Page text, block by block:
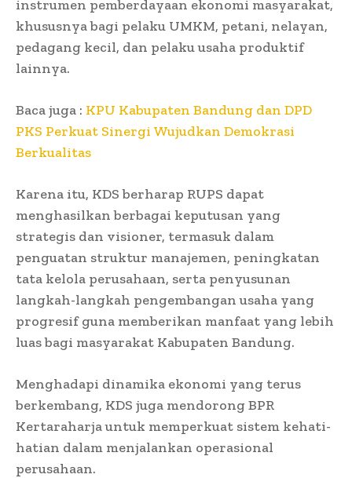
instrumen pemberdayaan ekonomi masyarakat,
khususnya bagi pelaku UMKM, petani, nelayan,
pedagang kecil, dan pelaku usaha produktif
lainnya.
Baca juga : KPU Kabupaten Bandung dan DPD
PKS Perkuat Sinergi Wujudkan Demokrasi
Berkualitas
Karena itu, KDS berharap RUPS dapat
menghasilkan berbagai keputusan yang
strategis dan visioner, termasuk dalam
penguatan struktur manajemen, peningkatan
tata kelola perusahaan, serta penyusunan
langkah-langkah pengembangan usaha yang
progresif guna memberikan manfaat yang lebih
luas bagi masyarakat Kabupaten Bandung.
Menghadapi dinamika ekonomi yang terus
berkembang, KDS juga mendorong BPR
Kertaraharja untuk memperkuat sistem kehati-
hatian dalam menjalankan operasional
perusahaan.